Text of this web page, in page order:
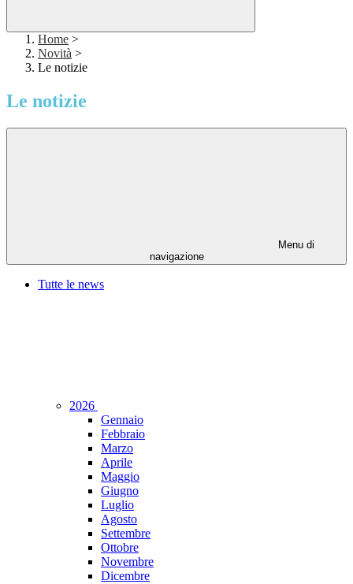
Home >
Novità >
Le notizie
Le notizie
Menu di
navigazione
Tutte le news
2026
Gennaio
Febbraio
Marzo
Aprile
Maggio
Giugno
Luglio
Agosto
Settembre
Ottobre
Novembre
Dicembre